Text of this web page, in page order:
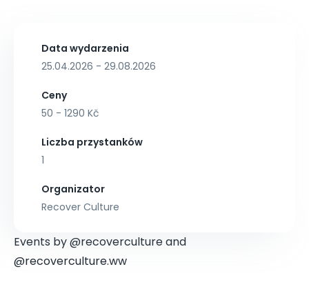
Data wydarzenia
25.04.2026 - 29.08.2026
Ceny
50 - 1290 Kč
Liczba przystanków
1
Organizator
Recover Culture
Events by @recoverculture and
@recoverculture.ww